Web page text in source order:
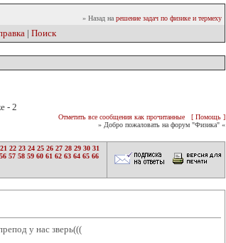
» Назад на решение задач по физике и термеху
| Поиск
- 2
Отметить все сообщения как прочитанные
[ Помощь ]
» Добро пожаловать на форум "Физика" «
21 22 23 24 25 26 27 28 29 30 31
56 57 58 59 60 61 62 63 64 65 66
у нас зверь(((